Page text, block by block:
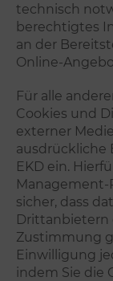
technisch
berechtigtes
an der
Online-
Für alle
Cookies und
externer
ausdrückliche
EKD ein.
Management-
sicher, dass
Drittanbietern
Zustimmung
Einwilligung
indem Sie die